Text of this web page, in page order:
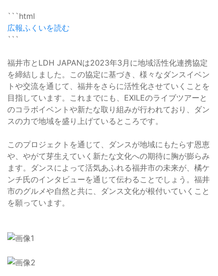
```html
広報ふくいを読む
```
福井市とLDH JAPANは2023年3月に地域活性化連携協定
を締結しました。この協定に基づき、様々なダンスイベン
トや交流を通じて、福井をさらに活性化させていくことを
目指しています。これまでにも、EXILEのライブツアーと
のコラボイベントや新たな取り組みが行われており、ダン
スの力で地域を盛り上げているところです。
このプロジェクトを通じて、ダンスが地域にもたらす恩恵
や、やがて芽生えていく新たな文化への期待に胸が膨らみ
ます。ダンスによって活気あふれる福井市の未来が、橘ケ
ンチ氏のインタビューを通じて伝わることでしょう。福井
市のグルメや自然と共に、ダンス文化が根付いていくこと
を願っています。